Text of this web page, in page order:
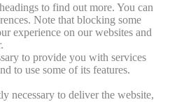
to find out more. You can
Note that blocking some
experience on our websites and
to provide you with services
to use some of its features.
necessary to deliver the website,